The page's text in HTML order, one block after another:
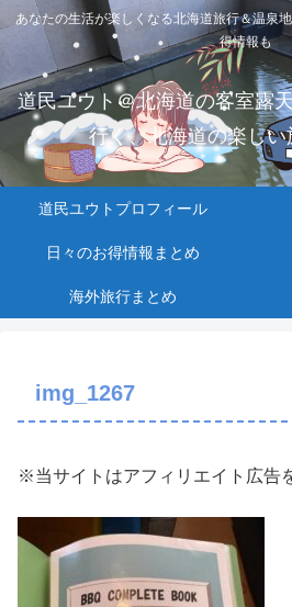
あなたの生活が楽しくなる北海道旅行＆温泉
得情報も
道民ユウト＠北海道の客室露
行く、北海道の楽しい
道民ユウトプロフィール
日々のお得情報まとめ
海外旅行まとめ
img_1267
※当サイトはアフィリエイト広告